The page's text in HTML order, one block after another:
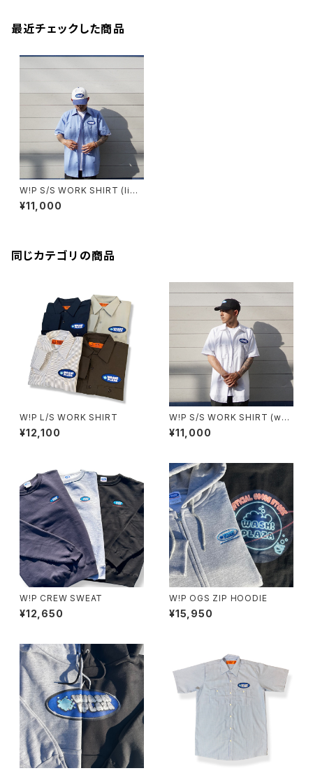
最近チェックした商品
W!P S/S WORK SHIRT (ligh
t blue)
¥11,000
同じカテゴリの商品
W!P L/S WORK SHIRT
¥12,100
W!P S/S WORK SHIRT (wh
t)
¥11,000
W!P CREW SWEAT
¥12,650
W!P OGS ZIP HOODIE
¥15,950